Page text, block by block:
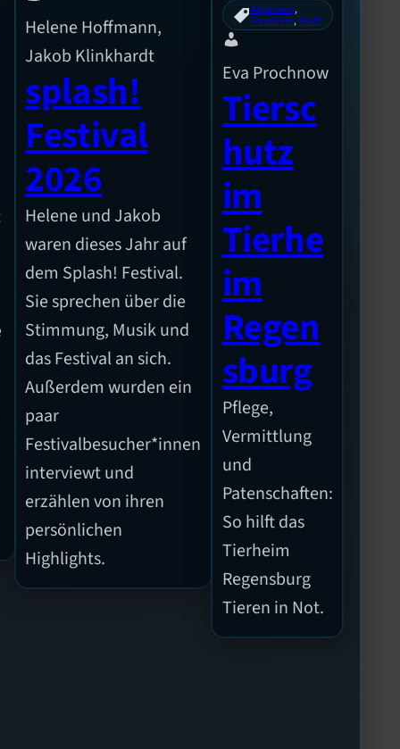
Helene Hoffmann,
Jakob Klinkhardt
splash!
Festival
2026
Helene und Jakob
waren dieses Jahr auf
dem Splash! Festival.
Sie sprechen über die
Stimmung, Musik und
das Festival an sich.
Außerdem wurden ein
paar
Festivalbesucher*innen
interviewt und
erzählen von ihren
persönlichen
Highlights.
Allgemein,
Haustiere, Stadt
Eva Prochnow
Tiersc
hutz
im
Tierhe
im
Regen
sburg
Pflege,
Vermittlung
und
Patenschaften:
So hilft das
Tierheim
Regensburg
Tieren in Not.